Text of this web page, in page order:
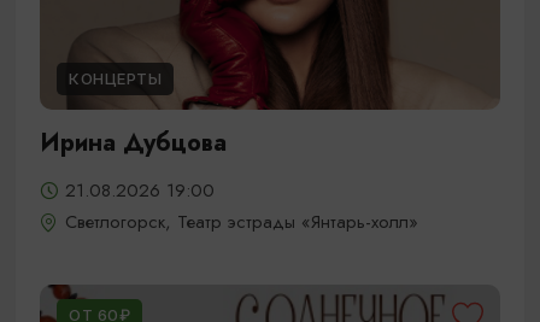
КОНЦЕРТЫ
Ирина Дубцова
21.08.2026 19:00
Светлогорск, Театр эстрады «Янтарь-холл»
ОТ 60₽